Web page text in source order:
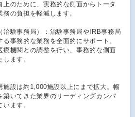
上のために、実務的な側面からトータ
の負担を軽減します。
治験事務局）：治験事務局やIRB事務局
事務的な業務を全面的にサポート。
療機関との調整を行い、事務的な側面
ます。
施設は約1,000施設以上にまで拡大。幅
築いてきた業界のリーディングカンパ
ます。